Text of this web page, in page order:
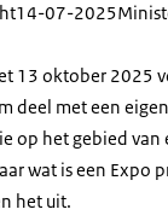
14-07-2025
13 oktober 2025
deel met een
op het gebied
wat is een Expo
het uit.